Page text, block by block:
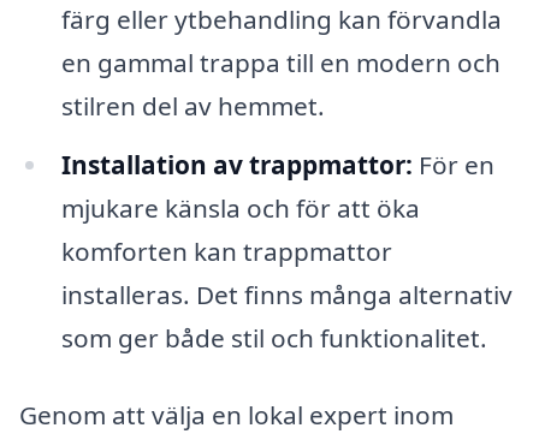
färg eller ytbehandling kan förvandla
en gammal trappa till en modern och
stilren del av hemmet.
Installation av trappmattor: För en
mjukare känsla och för att öka
komforten kan trappmattor
installeras. Det finns många alternativ
som ger både stil och funktionalitet.
Genom att välja en lokal expert inom